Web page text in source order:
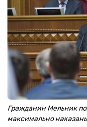
Гражданин Мельник
максимально